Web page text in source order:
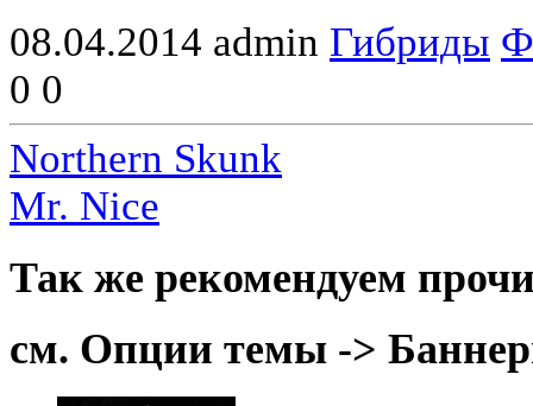
08.04.2014 admin Гибриды
0 0
Northern Skunk
Mr. Nice
Так же рекомендуем
см. Опции темы ->